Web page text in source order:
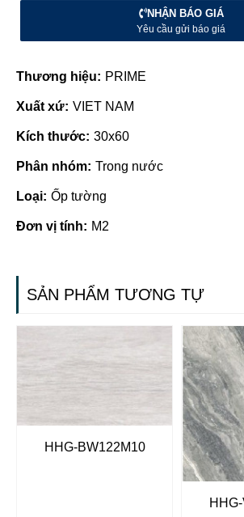
NHẬN BÁO GIÁ
Yêu cầu gửi báo giá
Thương hiệu: PRIME
Xuất xứ: VIET NAM
Kích thước: 30x60
Phân nhóm: Trong nước
Loại: Ốp tường
Đơn vị tính: M2
SẢN PHẨM TƯƠNG TỰ
HHG-BW122M10